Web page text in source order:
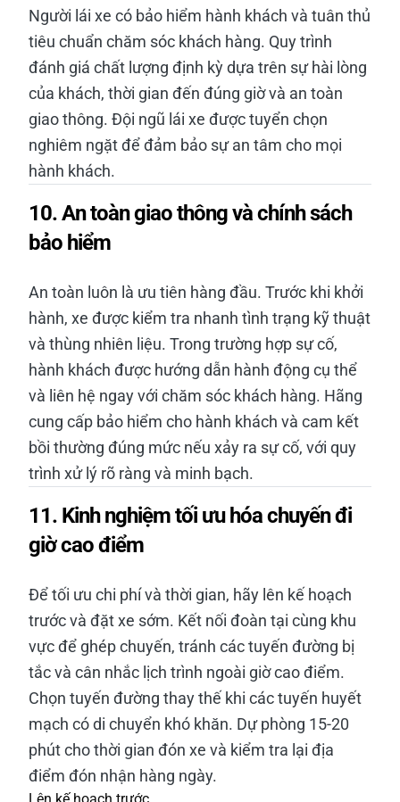
Người lái xe có bảo hiểm hành khách và tuân thủ
tiêu chuẩn chăm sóc khách hàng. Quy trình
đánh giá chất lượng định kỳ dựa trên sự hài lòng
của khách, thời gian đến đúng giờ và an toàn
giao thông. Đội ngũ lái xe được tuyển chọn
nghiêm ngặt để đảm bảo sự an tâm cho mọi
hành khách.
10. An toàn giao thông và chính sách
bảo hiểm
An toàn luôn là ưu tiên hàng đầu. Trước khi khởi
hành, xe được kiểm tra nhanh tình trạng kỹ thuật
và thùng nhiên liệu. Trong trường hợp sự cố,
hành khách được hướng dẫn hành động cụ thể
và liên hệ ngay với chăm sóc khách hàng. Hãng
cung cấp bảo hiểm cho hành khách và cam kết
bồi thường đúng mức nếu xảy ra sự cố, với quy
trình xử lý rõ ràng và minh bạch.
11. Kinh nghiệm tối ưu hóa chuyến đi
giờ cao điểm
Để tối ưu chi phí và thời gian, hãy lên kế hoạch
trước và đặt xe sớm. Kết nối đoàn tại cùng khu
vực để ghép chuyến, tránh các tuyến đường bị
tắc và cân nhắc lịch trình ngoài giờ cao điểm.
Chọn tuyến đường thay thế khi các tuyến huyết
mạch có di chuyển khó khăn. Dự phòng 15-20
phút cho thời gian đón xe và kiểm tra lại địa
điểm đón nhận hàng ngày.
Lên kế hoạch trước